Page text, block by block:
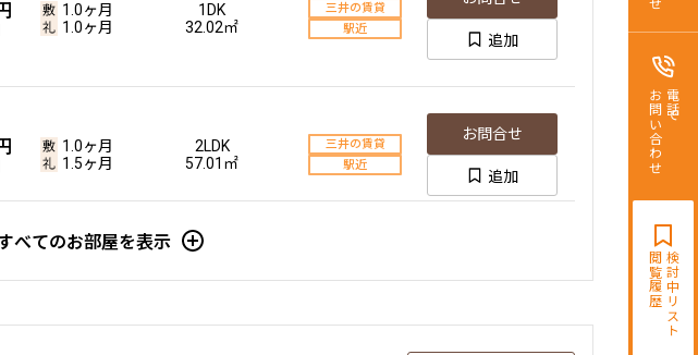
電話で
お問い合わせ
検討中リスト
閲覧履歴
1.0ヶ月
1.0ヶ月
1DK
32.02㎡
三井の賃貸
駅近
追加
1.0ヶ月
1.5ヶ月
2LDK
57.01㎡
三井の賃貸
駅近
お問合せ
追加
べてのお部屋を表示